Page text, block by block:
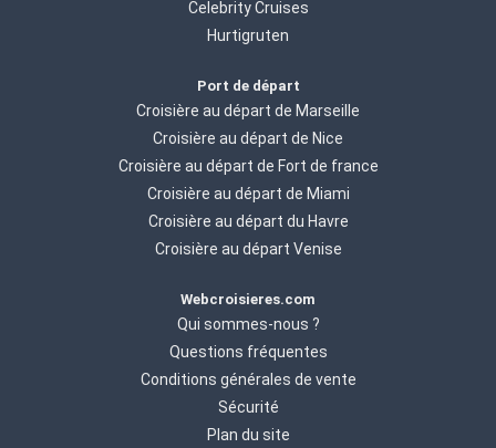
Celebrity Cruises
Hurtigruten
Port de départ
Croisière au départ de Marseille
Croisière au départ de Nice
Croisière au départ de Fort de france
Croisière au départ de Miami
Croisière au départ du Havre
Croisière au départ Venise
Webcroisieres.com
Qui sommes-nous ?
Questions fréquentes
Conditions générales de vente
Sécurité
Plan du site